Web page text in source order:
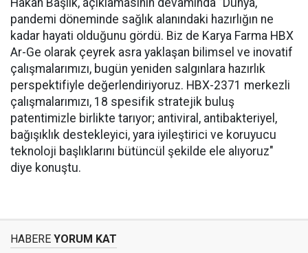
Hakan Başlık, açıklamasının devamında "Dünya,
pandemi döneminde sağlık alanındaki hazırlığın ne
kadar hayati olduğunu gördü. Biz de Karya Farma HBX
Ar-Ge olarak çeyrek asra yaklaşan bilimsel ve inovatif
çalışmalarımızı, bugün yeniden salgınlara hazırlık
perspektifiyle değerlendiriyoruz. HBX-2371 merkezli
çalışmalarımızı, 18 spesifik stratejik buluş
patentimizle birlikte tarıyor; antiviral, antibakteriyel,
bağışıklık destekleyici, yara iyileştirici ve koruyucu
teknoloji başlıklarını bütüncül şekilde ele alıyoruz"
diye konuştu.
HABERE YORUM KAT